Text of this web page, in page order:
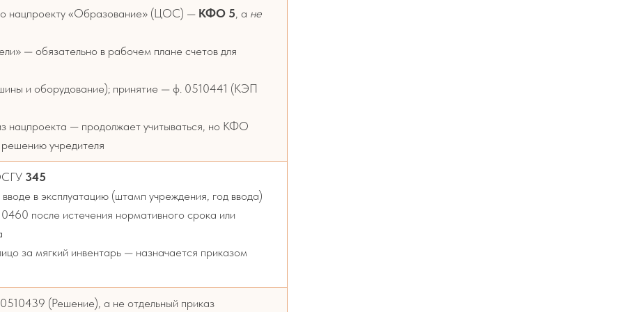
нацпроекту «Образование» (ЦОС) — КФО 5 , а не
— обязательно в рабочем плане счетов для
и оборудование); принятие — ф. 0510441 (КЭП
нацпроекта — продолжает учитываться, но КФО
учредителя
345
в эксплуатацию (штамп учреждения, год ввода)
после истечения нормативного срока или
за мягкий инвентарь — назначается приказом
(Решение), а не отдельный приказ